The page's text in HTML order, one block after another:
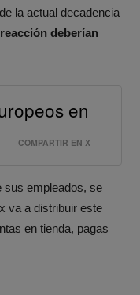
la actual decadencia
deberían
en
COMPARTIR EN X
sus empleados, se
va a distribuir este
en tienda, pagas